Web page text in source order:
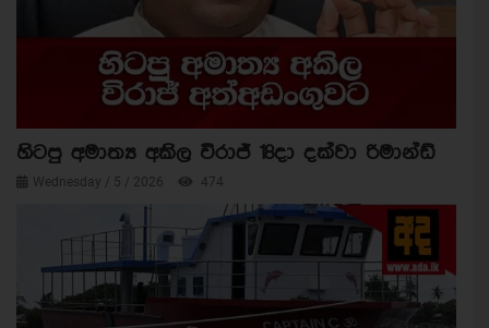
හිටපු අමාත්‍ය අකිල විරාජ් 18දා දක්වා රිමාන්ඩ්
Wednesday / 5 / 2026 474